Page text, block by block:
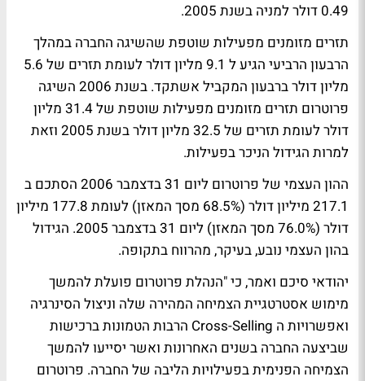
0.49 דולר למניה בשנת 2005.
תזרים מזומנים מפעילות שוטפת שהשיגה החברה במהלך
הרבעון הרביעי הגיע ל 9.1 מליון דולר לעומת תזרים של 5.6
מליון דולר ברבעון המקביל אשתקד. בשנת 2006 השיגה
פרוטרום תזרים מזומנים מפעילות שוטפת של 31.4 מליון
דולר לעומת תזרים של 32.5 מליון דולר בשנת 2005 וזאת
למרות הגידול הניכר בפעילות.
ההון העצמי של פרוטרום ליום 31 בדצמבר 2006 הסתכם ב
217.1 מיליון דולר (68.5% מסך המאזן) לעומת 177.8 מיליון
דולר (76.0% מסך המאזן) ליום 31 בדצמבר 2005. הגידול
בהון העצמי נובע, בעיקר, מהרווח בתקופה.
יהודאי סיכם ואמר, כי "הנהלת פרוטרום פועלת להמשך
מימוש אסטרטגיית הצמיחה המהירה שלה וניצול הסינרגיה
ואפשרויות ה Cross-Selling הרבות הטמונות ברכישות
שביצעה החברה בשנים האחרונות ואשר יסייעו להמשך
הצמיחה הפנימית בפעילויות הליבה של החברה. פרוטרום